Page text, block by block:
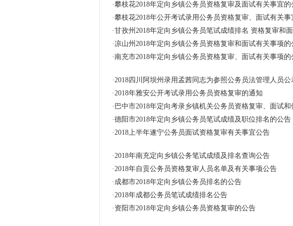
·攀枝花2018年定向乡镇公务员资格复审及面试有关事宜的
·攀枝花2018年公开考试录用公务员资格复审、面试有关事
·甘孜州2018年定向乡镇公务员笔试成绩排名 资格复审和
·凉山州2018年定向乡镇公务员资格复审和面试有关事项的
·南充市2018年定向乡镇公务员资格复审、面试有关事项的
·2018四川阿坝州录用孟茜同志为参照公务员法管理人员公
·2018年雅安公开考试录用公务员资格复审的通知
· 巴中市2018年定向考录乡镇机关公务员资格复审、面试
·德阳市2018年定向乡镇公务员笔试成绩及职位排名的公告
·2018上半年遂宁公务员面试资格复审有关事宜公告
·2018年南充定向乡镇公务笔试成绩及排名查询公告
·2018年自贡公务员资格复审人员名单及有关事项公告
· 成都市2018年定向乡镇公务员排名的公告
·2018年成都公务员笔试成绩排名公告
· 资阳市2018年定向乡镇公务员资格复审的公告